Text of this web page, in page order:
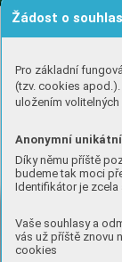
Žádost o
Pro základní
(tzv. cookies
uložením
Anonymní unikátní
Díky němu příště
budeme tak moci
Identifikátor je zcela
Vaše souhlasy a
vás už příště znovu
cookies